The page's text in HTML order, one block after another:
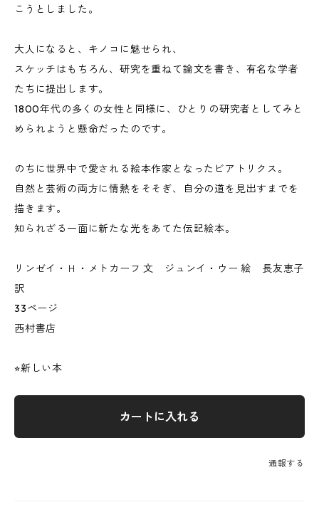
こうとしました。
大人になると、キノコに魅せられ、
スケッチはもちろん、研究を重ねて論文を書き、有名な学者
たちに提出します。
1800年代の多くの女性と同様に、ひとりの研究者としてみと
められようと懸命だったのです。
のちに世界中で愛される絵本作家となったビアトリクス。
自然と芸術の両方に情熱をそそぎ、自分の道を見出すまでを
描きます。
知られざる一面に新たな光をあてた伝記絵本。
リンゼイ・Ｈ・メトカーフ 文 ジュンイ・ウー 絵 長友恵子
訳
33ページ
西村書店
⭐︎新しい本
カートに入れる
通報する